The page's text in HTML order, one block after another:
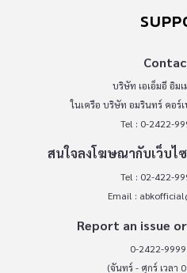
บริษัท เอเอ็มอี อิม
ในเครือ บริษัท อมรินทร์ คอร์
Tel : 0-2422-
สนใจลงโฆษณากับเว็บไ
Tel : 02-422-
Email :
Report an issue
0-2422-
(จันทร์ - ศุกร์ เวลา